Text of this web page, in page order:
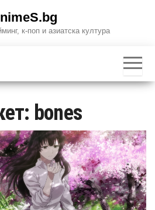
к-поп и азиатска култура
bones